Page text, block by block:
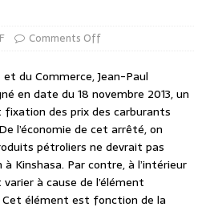
Comments Off
du Commerce, Jean-Paul
en date du 18 novembre 2013, un
des prix des carburants
l’économie de cet arrêté, on
pétroliers ne devrait pas
Kinshasa. Par contre, à l’intérieur
à cause de l’élément
élément est fonction de la